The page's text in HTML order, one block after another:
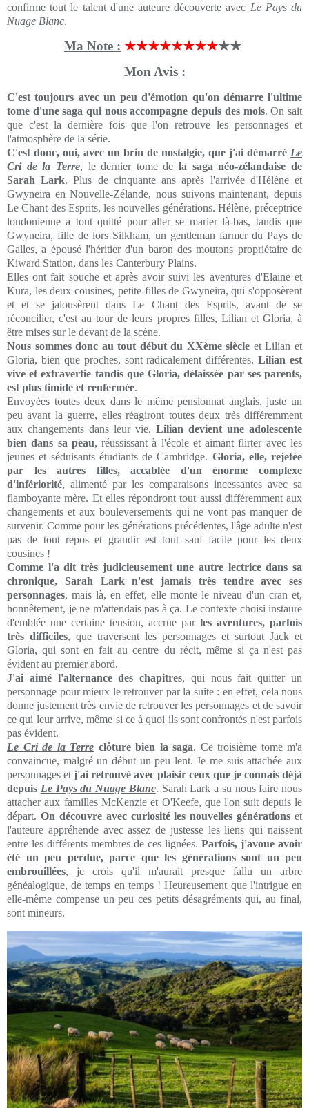
confirme tout le talent d'une auteure découverte avec Le Pays du
Nuage Blanc.
Ma Note : ★★★★★★★★★★
Mon Avis :
C'est toujours avec un peu d'émotion qu'on démarre l'ultime
tome d'une saga qui nous accompagne depuis des mois. On sait
que c'est la dernière fois que l'on retrouve les personnages et
l'atmosphère de la série.
C'est donc, oui, avec un brin de nostalgie, que j'ai démarré Le
Cri de la Terre, le dernier tome dela saga néo-zélandaise de
Sarah Lark. Plus de cinquante ans après l'arrivée d'Hélène et
Gwyneira en Nouvelle-Zélande, nous suivons maintenant, depuis
Le Chant des Esprits, les nouvelles générations. Hélène, préceptrice
londonienne a tout quitté pour aller se marier là-bas, tandis que
Gwyneira, fille de lors Silkham, un gentleman farmer du Pays de
Galles, a épousé l'héritier d'un baron des moutons propriétaire de
Kiward Station, dans les Canterbury Plains.
Elles ont fait souche et après avoir suivi les aventures d'Elaine et
Kura, les deux cousines, petite-filles de Gwyneira, qui s'opposèrent
et et se jalousèrent dans Le Chant des Esprits, avant de se
réconcilier, c'est au tour de leurs propres filles, Lilian et Gloria, à
être mises sur le devant de la scène.
Nous sommes donc au tout début du XXème siècle et Lilian et
Gloria, bien que proches, sont radicalement différentes.Lilian est
vive et extravertie tandis que Gloria, délaissée par ses parents,
est plus timide et renfermée.
Envoyées toutes deux dans le même pensionnat anglais, juste un
peu avant la guerre, elles réagiront toutes deux très différemment
aux changements dans leur vie. Lilian devient une adolescente
bien dans sa peau, réussissant à l'école et aimant flirter avec les
jeunes et séduisants étudiants de Cambridge. Gloria, elle, rejetée
par les autres filles, accablée d'un énorme complexe
d'infériorité, alimenté par les comparaisons incessantes avec sa
flamboyante mère. Et elles répondront tout aussi différemment aux
changements et aux bouleversements qui ne vont pas manquer de
survenir. Comme pour les générations précédentes, l'âge adulte n'est
pas de tout repos et grandir est tout sauf facile pour les deux
cousines !
Comme l'a dit très judicieusement une autre lectrice dans sa
chronique, Sarah Lark n'est jamais très tendre avec ses
personnages, mais là, en effet, elle monte le niveau d'un cran et,
honnêtement, je ne m'attendais pas à ça. Le contexte choisi instaure
d'emblée une certaine tension, accrue parles aventures, parfois
très difficiles, que traversent les personnages et surtout Jack et
Gloria, qui sont en fait au centre du récit, même si ça n'est pas
évident au premier abord.
J'ai aimé l'alternance des chapitres, qui nous fait quitter un
personnage pour mieux le retrouver par la suite : en effet, cela nous
donne justement très envie de retrouver les personnages et de savoir
ce qui leur arrive, même si ce à quoi ils sont confrontés n'est parfois
pas évident.
Le Cri de la Terre clôture bien la saga. Ce troisième tome m'a
convaincue, malgré un début un peu lent. Je me suis attachée aux
personnages et j'ai retrouvé avec plaisir ceux que je connais déjà
depuis Le Pays du Nuage Blanc. Sarah Lark a su nous faire nous
attacher aux familles McKenzie et O'Keefe, que l'on suit depuis le
départ. On découvre avec curiosité les nouvelles générations et
l'auteure appréhende avec assez de justesse les liens qui naissent
entre les différents membres de ces lignées. Parfois, j'avoue avoir
été un peu perdue, parce que les générations sont un peu
embrouillées, je crois qu'il m'aurait presque fallu un arbre
généalogique, de temps en temps ! Heureusement que l'intrigue en
elle-même compense un peu ces petits désagréments qui, au final,
sont mineurs.